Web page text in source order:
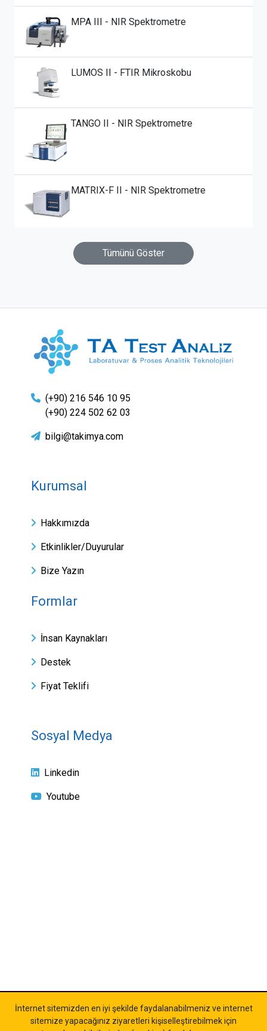
MPA III - NIR Spektrometre
LUMOS II - FTIR Mikroskobu
TANGO II - NIR Spektrometre
MATRIX-F II - NIR Spektrometre
Tümünü Göster
(+90) 216 546 10 95
(+90) 224 502 62 03
bilgi@takimya.com
Kurumsal
Hakkımızda
Etkinlikler/Duyurular
Bize Yazın
Formlar
İnsan Kaynakları
Destek
Fiyat Teklifi
Sosyal Medya
Linkedin
Youtube
İnternet sitemizden en iyi şekilde faydalanabilmeniz ve internet
sitemize yapacağınız ziyaretleri kişiselleştirebilmek için